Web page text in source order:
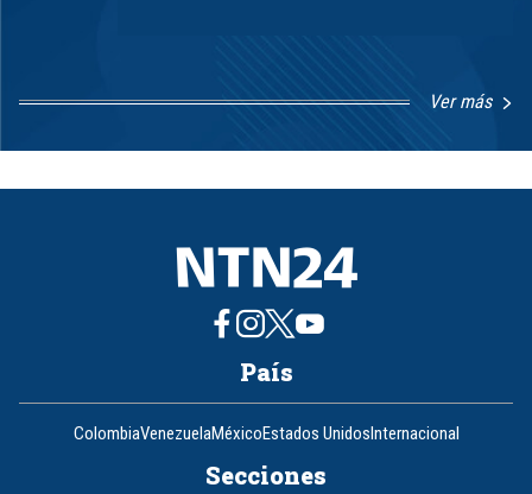
Ver más
1
8
País
ColombiaVenezuelaMéxicoEstados UnidosInternacional
Secciones